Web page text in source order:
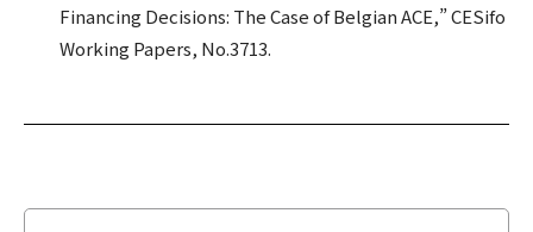
Financing Decisions: The Case of Belgian ACE,” CESifo
Working Papers, No.3713.